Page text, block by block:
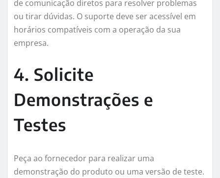
de comunicação diretos para resolver problemas
ou tirar dúvidas. O suporte deve ser acessível em
horários compatíveis com a operação da sua
empresa.
4. Solicite
Demonstrações e
Testes
Peça ao fornecedor para realizar uma
demonstração do produto ou uma versão de teste.